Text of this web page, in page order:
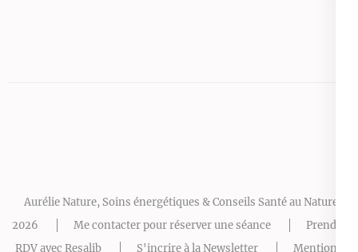
Aurélie Nature, Soins énergétiques & Conseils Santé au Naturel -
2026
Me contacter pour réserver une séance
Prendre
RDV avec Resalib
S'incrire à la Newsletter Mentions